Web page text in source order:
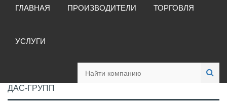
ГЛАВНАЯ ПРОИЗВОДИТЕЛИ ТОРГОВЛЯ
УСЛУГИ
ДАС-ГРУПП